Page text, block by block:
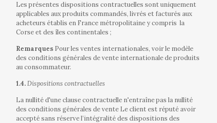
Les présentes dispositions contractuelles sont uniquement
applicables aux produits commandés, livrés et facturés aux
acheteurs établis en France métropolitaine y compris la
Corse et des îles continentales ;
Remarques Pour les ventes internationales, voir le modèle
des conditions générales de vente internationale de produits
au consommateur.
1.4.Dispositions contractuelles
La nullité d'une clause contractuelle n'entraîne pas la nullité
des conditions générales de vente Le client est réputé avoir
accepté sans réserve l’intégralité des dispositions des